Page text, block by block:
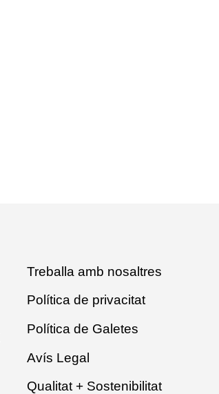
Treballa amb nosaltres
Política de privacitat
Política de Galetes
Avís Legal
Qualitat + Sostenibilitat